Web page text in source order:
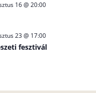
16 @ 20:00
23 @ 17:00
fesztivál